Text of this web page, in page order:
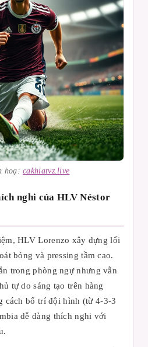
hoạ:cakhiatvz.live
nghi của HLV Néstor
HLV Lorenzo xây dựng lối
bóng và pressing tầm cao.
trong phòng ngự nhưng vẫn
tự do sáng tạo trên hàng
cách bố trí đội hình (từ 4-3-3
dễ dàng thích nghi với